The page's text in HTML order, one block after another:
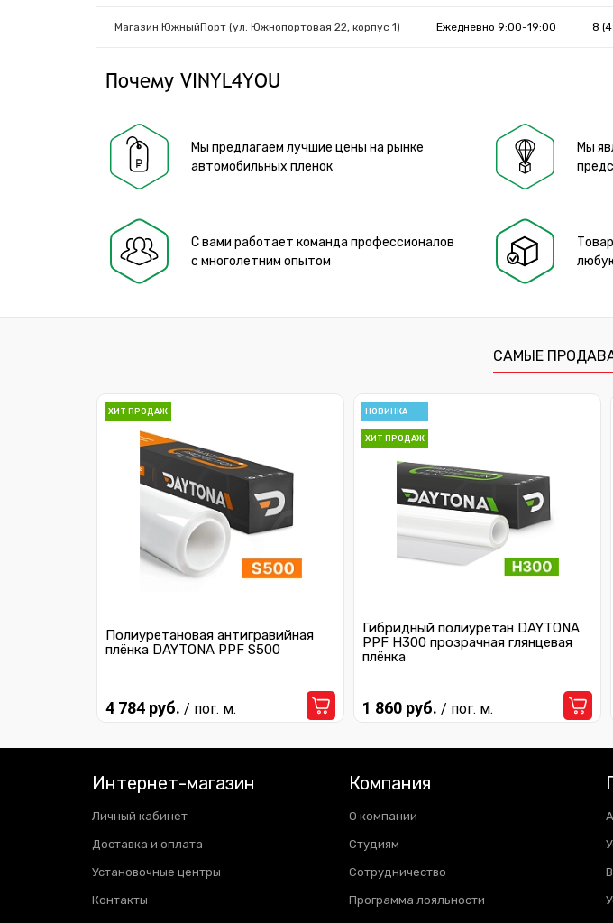
Магазин ЮжныйПорт (ул. Южнопортовая 22, корпус 1) Ежедневно 9:00-19:00 8
Почему VINYL4YOU
Мы предлагаем лучшие цены на рынке
автомобильных пленок
Мы
С вами работает команда профессионалов
с многолетним опытом
САМЫЕ
ХИТ ПРОДАЖ
Полиуретановая антигравийная
плёнка DAYTONA PPF S500
4 784 руб. / пог. м.
НОВИНКА
ХИТ ПРОДАЖ
Гибридный полиуретан DAYTONA
PPF H300 прозрачная глянцевая
плёнка
1 860 руб. / пог. м.
Интернет-магазин
Личный кабинет
Доставка и оплата
Установочные центры
Контакты
Компания
О компании
Студиям
Сотрудничество
Программа лояльности